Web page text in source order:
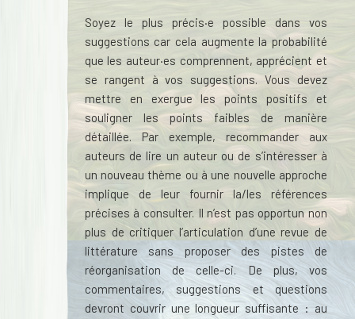
Soyez le plus précis·e possible dans vos
suggestions car cela augmente la probabilité
que les auteur·es comprennent, apprécient et
se rangent à vos suggestions. Vous devez
mettre en exergue les points positifs et
souligner les points faibles de manière
détaillée. Par exemple, recommander aux
auteurs de lire un auteur ou de s’intéresser à
un nouveau thème ou à une nouvelle approche
implique de leur fournir la/les références
précises à consulter. Il n’est pas opportun non
plus de critiquer l’articulation d’une revue de
littérature sans proposer des pistes de
réorganisation de celle-ci. De plus, vos
commentaires, suggestions et questions
devront couvrir une longueur suffisante : au